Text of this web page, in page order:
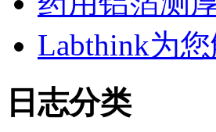
Labthink为
日志分类